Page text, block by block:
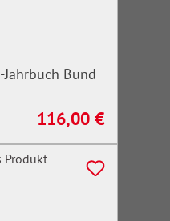
Bund
Regulärer Preis:
116,00 €